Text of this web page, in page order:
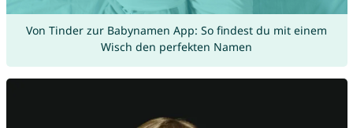
Von Tinder zur Babynamen App: So findest du mit einem
Wisch den perfekten Namen